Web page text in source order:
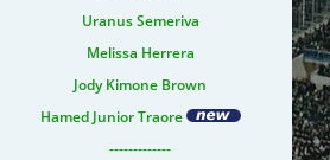
Uranus Semeriva
Melissa Herrera
Jody Kimone Brown
Hamed Junior Traore
-------------